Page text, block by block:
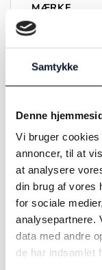
Samtykke
Denne
Vi bruger
annoncer, til at
at analysere
din brug af vores
for sociale
analysepartnere.
data med andre
de har indsamlet
MÆRKE
MATERIALE
STØRRELSE
RELATEREDE